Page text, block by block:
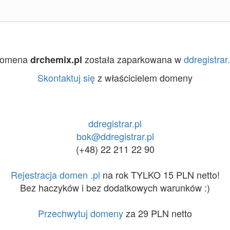
drchemix.pl została zaparkowana w
Skontaktuj sięz właścicielem domeny
ddregistrar.pl
bok@ddregistrar.pl
(+48) 22 211 22 90
Rejestracja domen .pl na rok TYLKO 15 PLN netto!
Bez haczyków i bez dodatkowych warunków :)
Przechwytuj domenyza 29 PLN netto